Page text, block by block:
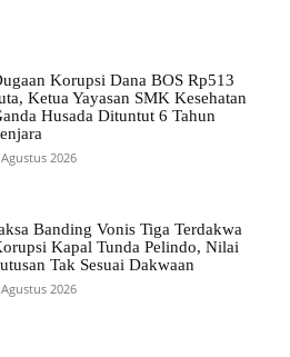
Korupsi Dana BOS Rp513
Ketua Yayasan SMK Kesehatan
Husada Dituntut 6 Tahun
2026
Banding Vonis Tiga Terdakwa
Kapal Tunda Pelindo, Nilai
Tak Sesuai Dakwaan
2026